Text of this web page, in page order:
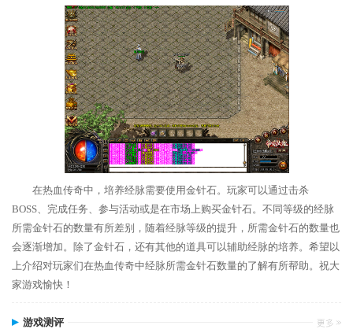
在热血传奇中，培养经脉需要使用金针石。玩家可以通过击杀
BOSS、完成任务、参与活动或是在市场上购买金针石。不同等级的经脉
所需金针石的数量有所差别，随着经脉等级的提升，所需金针石的数量也
会逐渐增加。除了金针石，还有其他的道具可以辅助经脉的培养。希望以
上介绍对玩家们在热血传奇中经脉所需金针石数量的了解有所帮助。祝大
家游戏愉快！
游戏测评